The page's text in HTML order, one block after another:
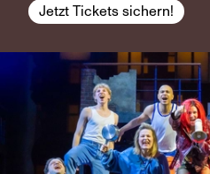
Jetzt Tickets sichern!